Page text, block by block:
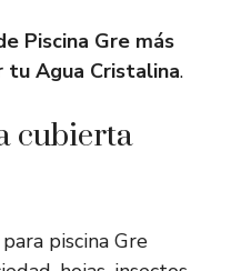
Piscina Gre más
tu Agua Cristalina.
cubierta
piscina Gre